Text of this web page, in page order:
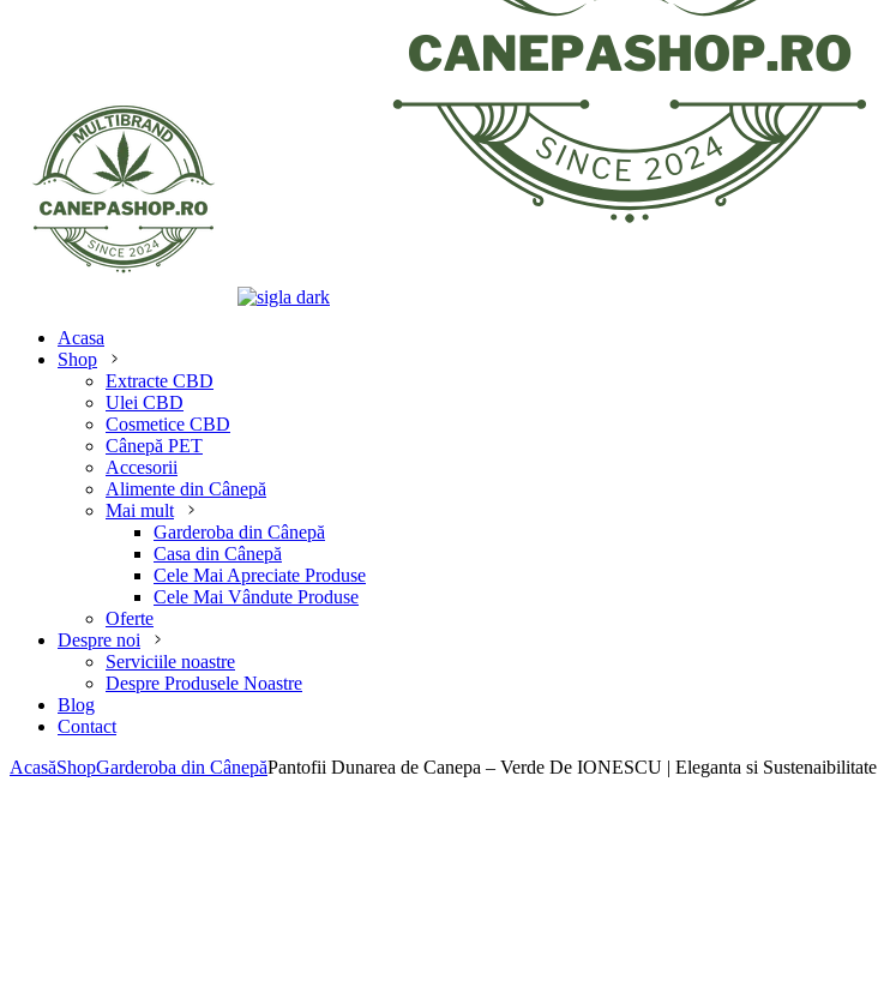
Acasa
Shop
Extracte CBD
Ulei CBD
Cosmetice CBD
Cânepă PET
Accesorii
Alimente din Cânepă
Mai mult
Garderoba din Cânepă
Casa din Cânepă
Cele Mai Apreciate Produse
Cele Mai Vândute Produse
Oferte
Despre noi
Serviciile noastre
Despre Produsele Noastre
Blog
Contact
AcasăShopGarderoba din CânepăPantofii Dunarea de Canepa – Verde De IONESCU | Eleganta si Sustenaibilitate